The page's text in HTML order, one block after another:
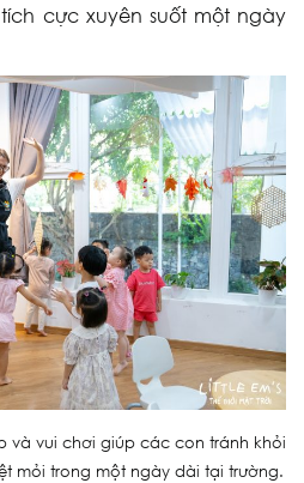
cực xuyên suốt một ngày
và vui chơi giúp các con tránh khỏi
mỏi trong một ngày dài tại trường.